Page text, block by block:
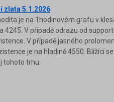
zlata 5.1.2026
je na 1hodinovém grafu v
4245. V případě odrazu od
V případě jasného
je na hladině 4550. Blížící
tohoto trhu.